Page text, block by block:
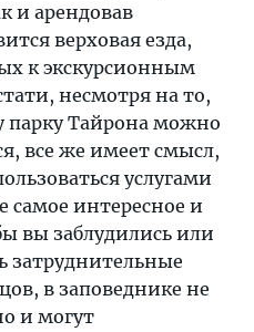
и арендовав
верховая езда,
к экскурсионным
несмотря на то,
парку Тайрона можно
все же имеет смысл,
услугами
самое интересное и
вы заблудились или
затруднительные
в заповеднике не
и могут